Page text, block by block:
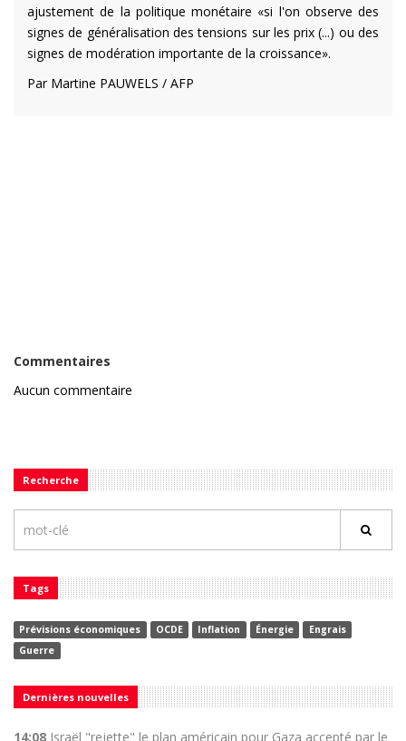
ajustement de la politique monétaire «si l'on observe des
signes de généralisation des tensions sur les prix (...) ou des
signes de modération importante de la croissance».
Par Martine PAUWELS / AFP
Commentaires
Aucun commentaire
Recherche
Tags
Prévisions économiques OCDE Inflation Énergie
Engrais
Guerre
Dernières nouvelles
14:08 Israël "rejette" le plan américain pour Gaza accepté par le